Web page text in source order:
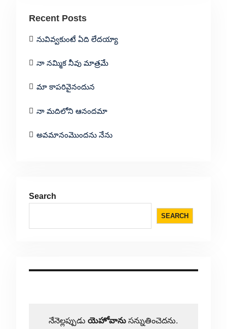
Recent Posts
నువివ్వకుంటే ఏది లేదయ్యా
నా నమ్మిక నీవు మాత్రమే
మా కాపరివైనందున
నా మదిలోని ఆనందమా
అవమానంమొందను నేను
Search
SEARCH
నేనెల్లప్పుడుయెహోవాను సన్నుతించెదను.